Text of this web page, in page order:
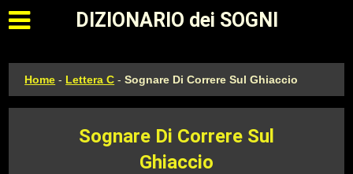
Apri il menu principale
DIZIONARIO dei SOGNI
Home - Lettera C -Sognare Di Correre Sul Ghiaccio
Sognare Di Correre Sul
Ghiaccio